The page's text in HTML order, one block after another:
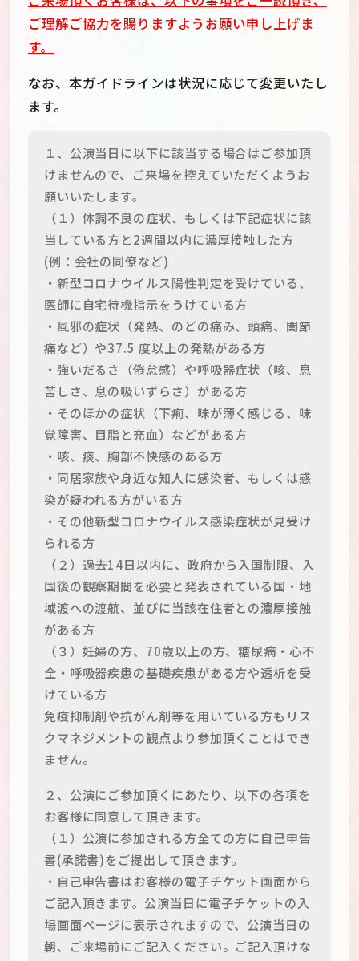
ご理解ご協力を賜りますようお願い申し上げま
す。
なお、本ガイドラインは状況に応じて変更いたし
ます。
１、公演当日に以下に該当する場合はご参加頂
けませんので、ご来場を控えていただくようお
願いいたします。
（１）体調不良の症状、もしくは下記症状に該
当している方と2週間以内に濃厚接触した方
(例：会社の同僚など)
・新型コロナウイルス陽性判定を受けている、
医師に自宅待機指示をうけている方
・風邪の症状（発熱、のどの痛み、頭痛、関節
痛など）や37.5 度以上の発熱がある方
・強いだるさ（倦怠感）や呼吸器症状（咳、息
苦しさ、息の吸いずらさ）がある方
・そのほかの症状（下痢、味が薄く感じる、味
覚障害、目脂と充血）などがある方
・咳、痰、胸部不快感のある方
・同居家族や身近な知人に感染者、もしくは感
染が疑われる方がいる方
・その他新型コロナウイルス感染症状が見受け
られる方
（２）過去14日以内に、政府から入国制限、入
国後の観察期間を必要と発表されている国・地
域渡への渡航、並びに当該在住者との濃厚接触
がある方
（３）妊婦の方、70歳以上の方、糖尿病・心不
全・呼吸器疾患の基礎疾患がある方や透析を受
けている方
免疫抑制剤や抗がん剤等を用いている方もリス
クマネジメントの観点より参加頂くことはでき
ません。
２、公演にご参加頂くにあたり、以下の各項を
お客様に同意して頂きます。
（１）公演に参加される方全ての方に自己申告
書(承諾書)をご提出して頂きます。
・自己申告書はお客様の電子チケット画面から
ご記入頂きます。公演当日に電子チケットの入
場画面ページに表示されますので、公演当日の
朝、ご来場前にご記入ください。ご記入頂けな